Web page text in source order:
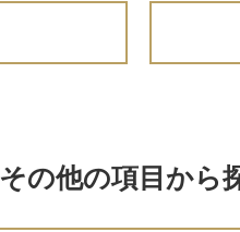
その他の項目から